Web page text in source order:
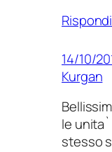
Rispondi
14/10/
Kurgan
le
stesso